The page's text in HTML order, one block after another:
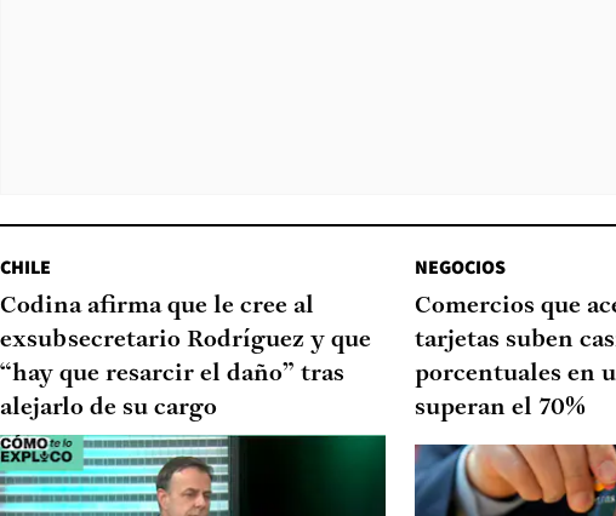
CHILE
Codina afirma que le cree al
exsubsecretario Rodríguez y que
“hay que resarcir el daño” tras
alejarlo de su cargo
NEGOCIOS
Comercios que
tarjetas suben
porcentuales en
superan el 70%